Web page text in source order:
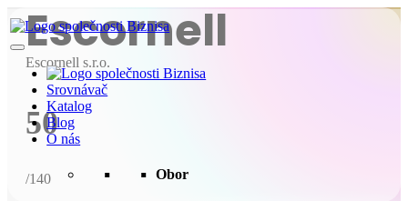
Srovnávač
Katalog
Blog
O nás
Obor
Escornell
Escornell s.r.o.
50
/140